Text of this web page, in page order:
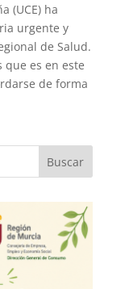
(UCE) ha
urgente y
de Salud.
que es en este
de forma
Buscar